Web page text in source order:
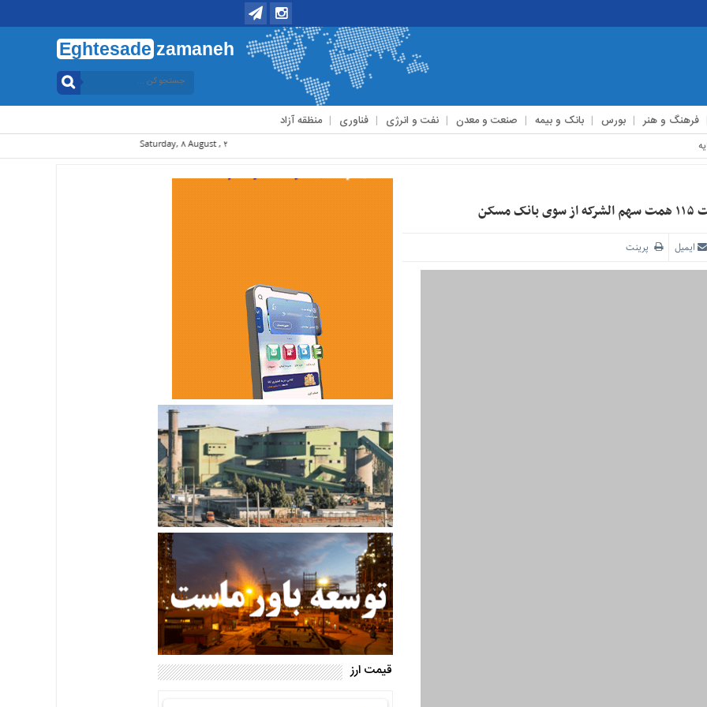
Eghtesade zamaneh
فرهنگ و هنر بورس بانک و بیمه صنعت و معدن نفت و انرژی فناوری منظقه آزاد
ایمیل پرینت
قیمت ارز